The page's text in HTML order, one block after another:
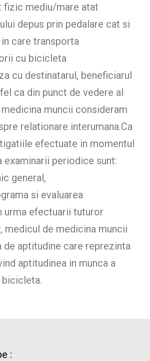
fizic mediu/mare atat
depus prin pedalare cat si
care transporta
cu bicicleta
cu destinatarul, beneficiarul
ca din punct de vedere al
muncii consideram
relationare interumana.Ca
efectuate in momentul
examinarii periodice sunt:
general,
si evaluarea
urma efectuarii tuturor
medicul de medicina muncii
de aptitudine care reprezinta
aptitudinea in munca a
bicicleta.
: